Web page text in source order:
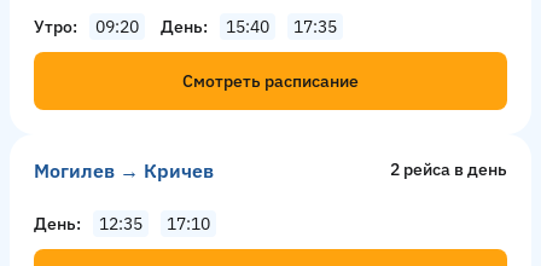
Утро 09:20 День 15:40 17:35
Смотреть расписание
Могилев → Кричев 2 рейсa в день
День 12:35 17:10